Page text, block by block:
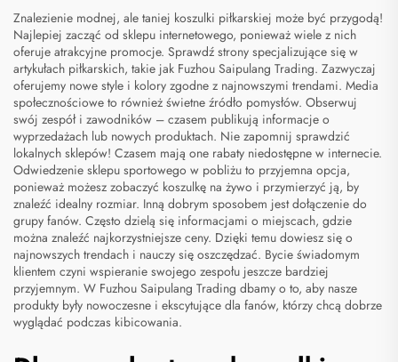
Znalezienie modnej, ale taniej koszulki piłkarskiej może być przygodą!
Najlepiej zacząć od sklepu internetowego, ponieważ wiele z nich
oferuje atrakcyjne promocje. Sprawdź strony specjalizujące się w
artykułach piłkarskich, takie jak Fuzhou Saipulang Trading. Zazwyczaj
oferujemy nowe style i kolory zgodne z najnowszymi trendami. Media
społecznościowe to również świetne źródło pomysłów. Obserwuj
swój zespół i zawodników – czasem publikują informacje o
wyprzedażach lub nowych produktach. Nie zapomnij sprawdzić
lokalnych sklepów! Czasem mają one rabaty niedostępne w internecie.
Odwiedzenie sklepu sportowego w pobliżu to przyjemna opcja,
ponieważ możesz zobaczyć koszulkę na żywo i przymierzyć ją, by
znaleźć idealny rozmiar. Inną dobrym sposobem jest dołączenie do
grupy fanów. Często dzielą się informacjami o miejscach, gdzie
można znaleźć najkorzystniejsze ceny. Dzięki temu dowiesz się o
najnowszych trendach i nauczy się oszczędzać. Bycie świadomym
klientem czyni wspieranie swojego zespołu jeszcze bardziej
przyjemnym. W Fuzhou Saipulang Trading dbamy o to, aby nasze
produkty były nowoczesne i ekscytujące dla fanów, którzy chcą dobrze
wyglądać podczas kibicowania.